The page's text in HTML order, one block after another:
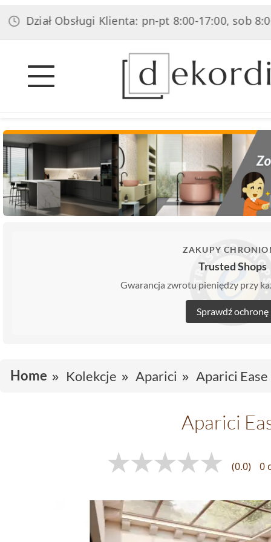
Dział Obsługi Klienta: pn-pt 8:00-17:00, sob 8:00-
ZAKUPY
Trusted Shops
Gwarancja zwrotu pieniędzy przy
Sprawdź ochronę
Home Kolekcje Aparici Aparici Ease
Aparici
(0.0) 0